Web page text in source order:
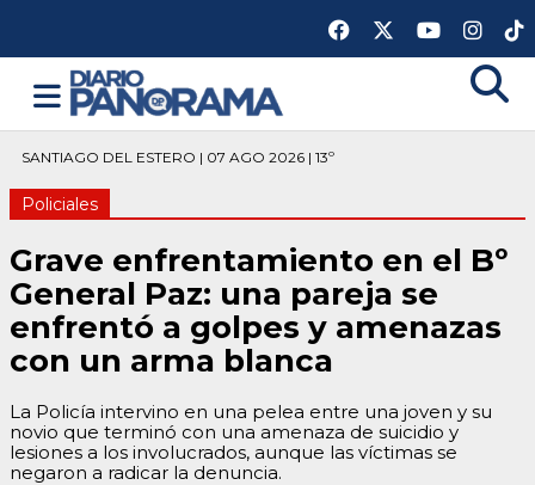
SANTIAGO DEL ESTERO | 07 AGO 2026 | 13º
Policiales
Grave enfrentamiento en el Bº
General Paz: una pareja se
enfrentó a golpes y amenazas
con un arma blanca
La Policía intervino en una pelea entre una joven y su
novio que terminó con una amenaza de suicidio y
lesiones a los involucrados, aunque las víctimas se
negaron a radicar la denuncia.